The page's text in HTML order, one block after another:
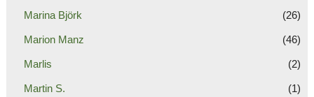
Marina Björk (26)
Marion Manz (46)
Marlis (2)
Martin S. (1)